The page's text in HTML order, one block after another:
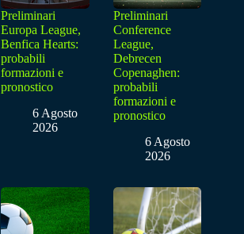
Preliminari
Europa League,
Benfica Hearts:
probabili
formazioni e
pronostico
6 Agosto
2026
Preliminari
Conference
League,
Debrecen
Copenaghen:
probabili
formazioni e
pronostico
6 Agosto
2026